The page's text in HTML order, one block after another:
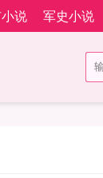
说 军史小说